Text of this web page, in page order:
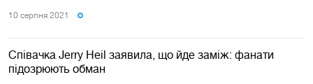
10 серпня 2021
Співачка Jerry Heil заявила, що йде заміж: фанати
підозрюють обман